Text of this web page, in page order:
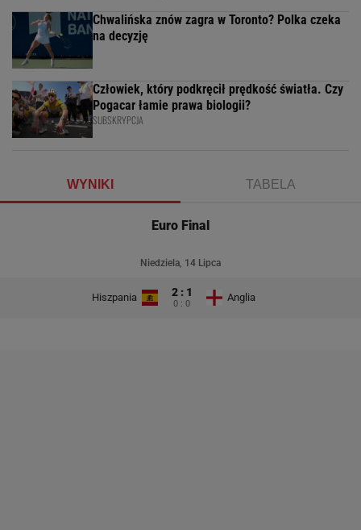
Chwalińska znów zagra w Toronto? Polka czeka
na decyzję
Człowiek, który podkręcił prędkość światła. Czy
Pogacar łamie prawa biologii?
SUBSKRYPCJA
WYNIKI TABELA
Euro Final
Niedziela, 14 Lipca
Hiszpania 2 : 1
0 : 0
Anglia